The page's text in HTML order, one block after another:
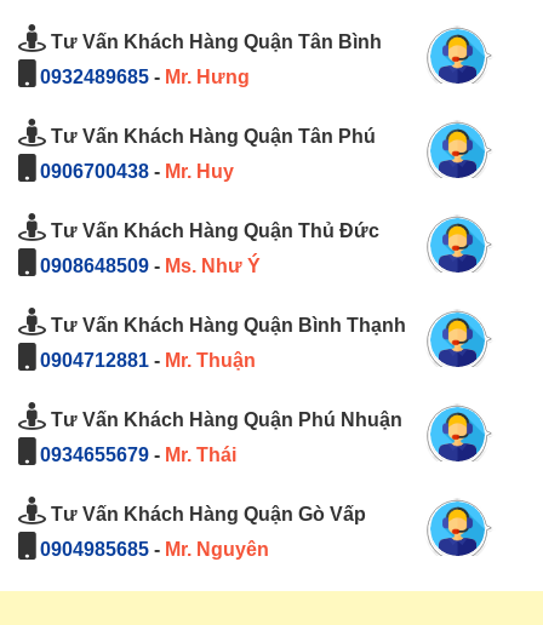
Tư Vấn Khách Hàng Quận Tân Bình
0932489685 - Mr. Hưng
Tư Vấn Khách Hàng Quận Tân Phú
0906700438 - Mr. Huy
Tư Vấn Khách Hàng Quận Thủ Đức
0908648509 - Ms. Như Ý
Tư Vấn Khách Hàng Quận Bình Thạnh
0904712881 - Mr. Thuận
Tư Vấn Khách Hàng Quận Phú Nhuận
0934655679 - Mr. Thái
Tư Vấn Khách Hàng Quận Gò Vấp
0904985685 - Mr. Nguyên